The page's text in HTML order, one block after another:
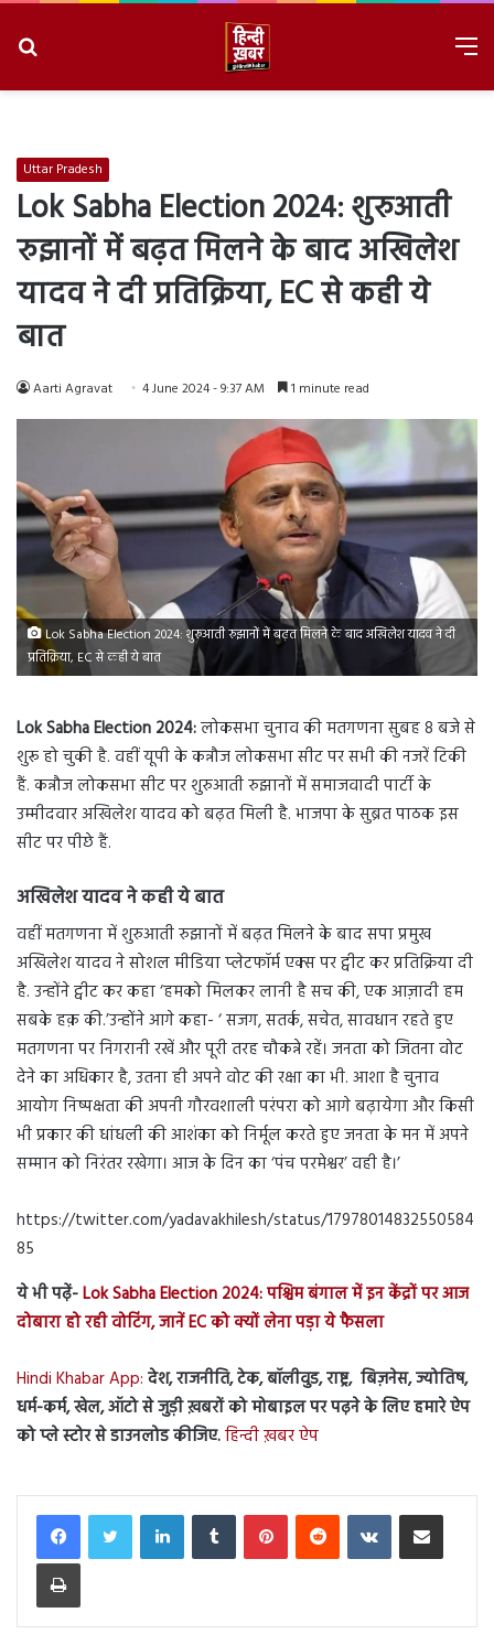
Uttar Pradesh
Lok Sabha Election 2024: शुरुआती
रुझानों में बढ़त मिलने के बाद अखिलेश
यादव ने दी प्रतिक्रिया, EC से कही ये
बात
Aarti Agravat 4 June 2024 - 9:37 AM 1 minute read
Lok Sabha Election 2024: शुरुआती रुझानों में बढ़त मिलने के बाद अखिलेश यादव ने दी
प्रतिक्रिया, EC से कही ये बात
Lok Sabha Election 2024:लोकसभा चुनाव की मतगणना सुबह 8 बजे से
शुरू हो चुकी है. वहीं यूपी के कन्नौज लोकसभा सीट पर सभी की नजरें टिकी
हैं. कन्नौज लोकसभा सीट पर शुरुआती रुझानों में समाजवादी पार्टी के
उम्मीदवार अखिलेश यादव को बढ़त मिली है. भाजपा के सुब्रत पाठक इस
सीट पर पीछे हैं.
अखिलेश यादव ने कही ये बात
वहीं मतगणना में शुरुआती रुझानों में बढ़त मिलने के बाद सपा प्रमुख
अखिलेश यादव ने सोशल मीडिया प्लेटफॉर्म एक्स पर ट्वीट कर प्रतिक्रिया दी
है. उन्होंने ट्वीट कर कहा ‘हमको मिलकर लानी है सच की, एक आज़ादी हम
सबके हक़ की.’उन्होंने आगे कहा- ‘ सजग, सतर्क, सचेत, सावधान रहते हुए
मतगणना पर निगरानी रखें और पूरी तरह चौकन्ने रहें। जनता को जितना वोट
देने का अधिकार है, उतना ही अपने वोट की रक्षा का भी. आशा है चुनाव
आयोग निष्पक्षता की अपनी गौरवशाली परंपरा को आगे बढ़ायेगा और किसी
भी प्रकार की धांधली की आशंका को निर्मूल करते हुए जनता के मन में अपने
सम्मान को निरंतर रखेगा। आज के दिन का ‘पंच परमेश्वर’ वही है।’
https://twitter.com/yadavakhilesh/status/17978014832550584
85
ये भी पढ़ें-Lok Sabha Election 2024: पश्चिम बंगाल में इन केंद्रों पर आज
दोबारा हो रही वोटिंग, जानें EC को क्यों लेना पड़ा ये फैसला
Hindi Khabar App: देश, राजनीति, टेक, बॉलीवुड, राष्ट्र, बिज़नेस, ज्योतिष,
धर्म-कर्म, खेल, ऑटो से जुड़ी ख़बरों को मोबाइल पर पढ़ने के लिए हमारे ऐप
को प्ले स्टोर से डाउनलोड कीजिए.हिन्दी ख़बर ऐप
LinkedInTumblr PinterestReddit VKontakteShare via Email
Print